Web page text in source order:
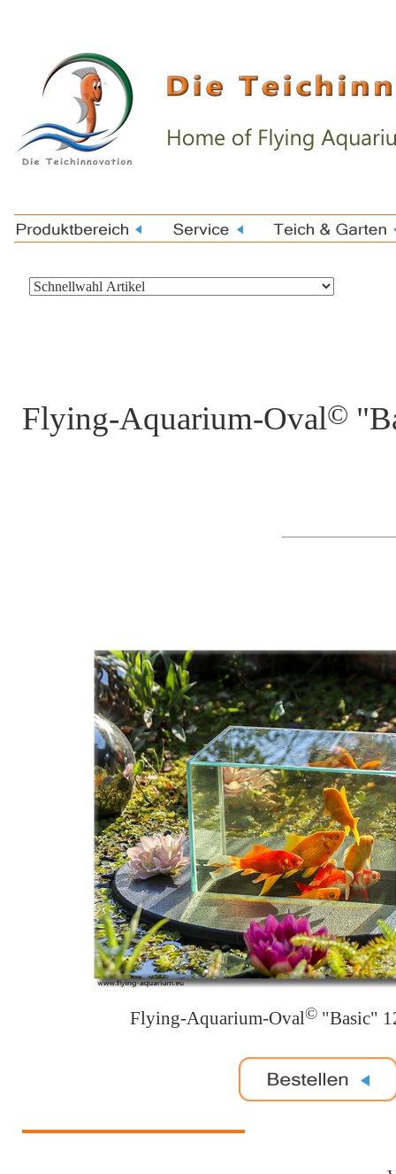
Flying-Aquarium-Oval©
Flying-Aquarium-Oval©"Basic"